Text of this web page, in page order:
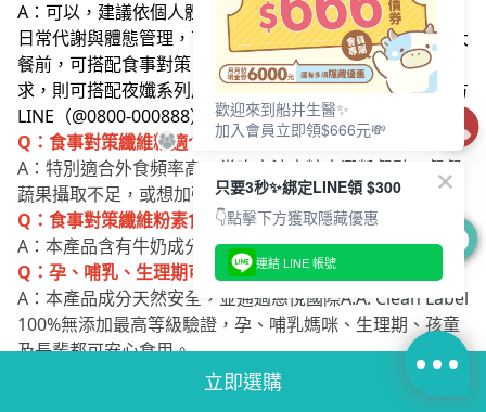
立即選購
日常代謝與體態管理，可搭配極纖錠；遇到聚餐、應酬或大
餐前，可搭配食事對策 EX GOLD；若有晚間舒緩與好眠需
求，則可搭配夜孅系列產品。若有疑問可加入船井生醫官方
LINE（@0800-000888）諮詢專業營養師。
Q：食事對策纖維粉適合哪些人吃？
A：特別適合外食頻率高、常吃高油高糖高澱粉餐點、餐餐
蔬果攝取不足，或想加強餐前飲食管理的人食用。
Q：食事對策纖維粉素食者可以吃嗎？
A：本產品含有牛奶成分，為奶素可食。
Q：孕、哺乳、生理期可以食用嗎？
A：本產品成分天然安全，並通過慈悅國際A.A. Clean Label
100%無添加最高等級驗證，孕、哺乳媽咪、生理期、孩童
及長輩都可安心食用。
Q：想要調節血糖、血脂，為什麼推薦選擇有「衛部健食字
第A00324號」的纖維粉？
A：因為擁有該編號代表產品通過了極為嚴苛的動物與人體
歡迎來到船井生醫✨
加入會員立即領$666元💸
只要3秒✨綁定LINE領 $300
👇點擊下方獲取隱藏優惠
連結 LINE 帳號